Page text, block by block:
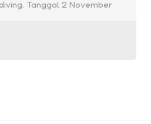
Tanggal 2 November